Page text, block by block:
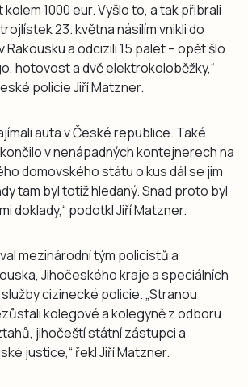
1000 eur. Vyšlo to, a tak přibrali
23. května násilím vnikli do
Rakousku a odcizili 15 palet – opět šlo
hotovost a dvě elektrokoloběžky,“
policie Jiří Matzner.
auta v České republice. Také
v nenápadných kontejnerech na
domovského státu o kus dál se jim
tam byl totiž hledaný. Snad proto byl
doklady,“ podotkl Jiří Matzner.
mezinárodní tým policistů a
Jihočeského kraje a speciálních
cizinecké policie. „Stranou
kolegové a kolegyně z odboru
jihočeští státní zástupci a
justice,“ řekl Jiří Matzner.